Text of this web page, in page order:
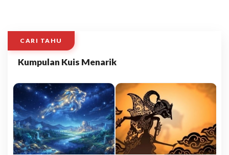
CARI TAHU
Kumpulan Kuis Menarik